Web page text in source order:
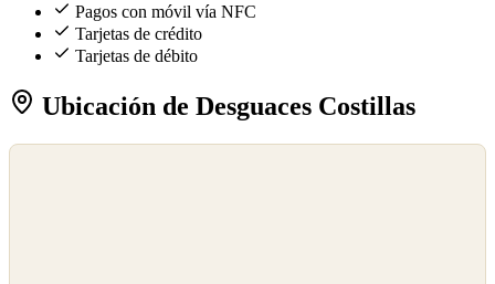
Pagos con móvil vía NFC
Tarjetas de crédito
Tarjetas de débito
Ubicación de Desguaces Costillas